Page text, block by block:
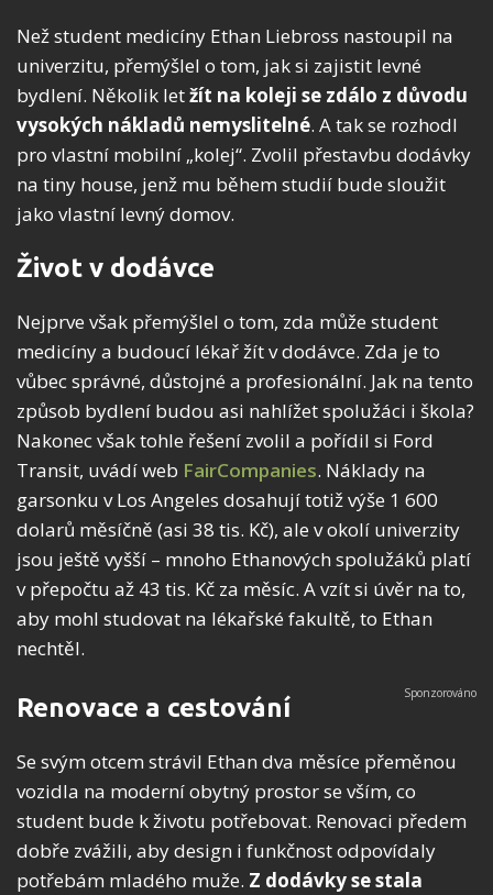
Než student medicíny Ethan Liebross nastoupil na
univerzitu, přemýšlel o tom, jak si zajistit levné
bydlení. Několik letžít na koleji se zdálo z důvodu
vysokých nákladů nemyslitelné. A tak se rozhodl
pro vlastní mobilní „kolej“. Zvolil přestavbu dodávky
na tiny house, jenž mu během studií bude sloužit
jako vlastní levný domov.
Život v dodávce
Nejprve však přemýšlel o tom, zda může student
medicíny a budoucí lékař žít v dodávce. Zda je to
vůbec správné, důstojné a profesionální. Jak na tento
způsob bydlení budou asi nahlížet spolužáci i škola?
Nakonec však tohle řešení zvolil a pořídil si Ford
Transit, uvádí web FairCompanies. Náklady na
garsonku v Los Angeles dosahují totiž výše 1 600
dolarů měsíčně (asi 38 tis. Kč), ale v okolí univerzity
jsou ještě vyšší – mnoho Ethanových spolužáků platí
v přepočtu až 43 tis. Kč za měsíc. A vzít si úvěr na to,
aby mohl studovat na lékařské fakultě, to Ethan
nechtěl.
Renovace a cestování
Se svým otcem strávil Ethan dva měsíce přeměnou
vozidla na moderní obytný prostor se vším, co
student bude k životu potřebovat. Renovaci předem
dobře zvážili, aby design i funkčnost odpovídaly
potřebám mladého muže. Z dodávky se stala